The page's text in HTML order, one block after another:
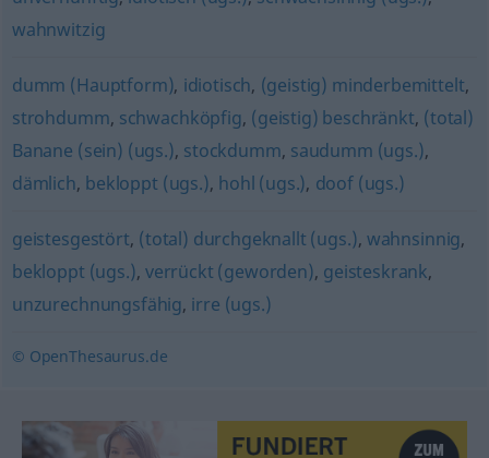
wahnwitzig
dumm (Hauptform), idiotisch, (geistig) minderbemittelt,
strohdumm, schwachköpfig, (geistig) beschränkt, (total)
Banane (sein) (ugs.), stockdumm, saudumm (ugs.),
dämlich, bekloppt (ugs.), hohl (ugs.), doof (ugs.)
geistesgestört, (total) durchgeknallt (ugs.), wahnsinnig,
bekloppt (ugs.), verrückt (geworden), geisteskrank,
unzurechnungsfähig, irre (ugs.)
© OpenThesaurus.de